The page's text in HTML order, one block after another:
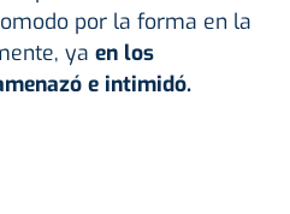
por la forma en la
ya en los
e intimidó.